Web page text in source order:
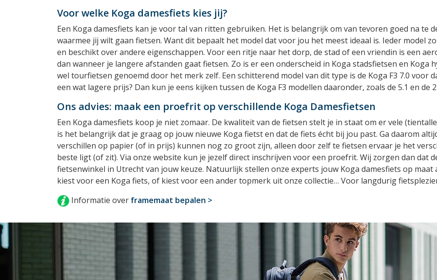
Voor welke Koga damesfiets kies jij?
Een Koga damesfiets kan je voor tal van ritten gebruiken. Het is belangrijk om van tevoren goed na te
waarmee jij wilt gaan fietsen. Want dit bepaalt het model dat voor jou het meest ideaal is. Ieder model
en beschikt over andere eigenschappen. Voor een ritje naar het dorp, de stad of een vriendin is een
dan wanneer je langere afstanden gaat fietsen. Zo is er een onderscheid in Koga stadsfietsen en Koga
wel tourfietsen genoemd door het merk zelf. Een schitterend model van dit type is de Koga F3 7.0 voor
een wat lagere prijs? Dan kun je eens kijken tussen de Koga F3 modellen daaronder, zoals de 5.1 en de
Ons advies: maak een proefrit op verschillende Koga Damesfietsen
Een Koga damesfiets koop je niet zomaar. De kwaliteit van de fietsen stelt je in staat om er vele
is het belangrijk dat je graag op jouw nieuwe Koga fietst en dat de fiets écht bij jou past. Ga daarom
verschillen op papier (of in prijs) kunnen nog zo groot zijn, alleen door zelf te fietsen ervaar je het
beste ligt (of zit). Via onze website kun je jezelf direct inschrijven voor een proefrit. Wij zorgen dan dat
fietsenwinkel in Utrecht van jouw keuze. Natuurlijk stellen onze experts jouw Koga damesfiets op maat
kiest voor een Koga fiets, of kiest voor een ander topmerk uit onze collectie… Voor langdurig
Informatie over framemaat bepalen >